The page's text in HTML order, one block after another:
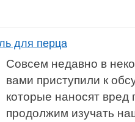
для перца
Совсем недавно в
вами приступили к
которые наносят вред
продолжим изучать